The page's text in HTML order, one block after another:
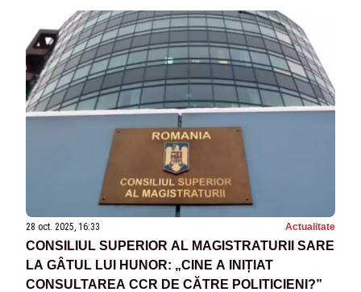
28 oct. 2025, 16:33 Actualitate
CONSILIUL SUPERIOR AL MAGISTRATURII SARE
LA GÂTUL LUI HUNOR: „CINE A INIȚIAT
CONSULTAREA CCR DE CĂTRE POLITICIENI?”